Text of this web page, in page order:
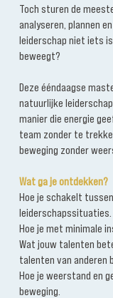
Toch sturen de
analyseren, plannen
leiderschap niet iets
beweegt?
Deze ééndaagse
natuurlijke
manier die energie
team zonder te
beweging zonder
Wat ga je ontdekken?
Hoe je schakelt
leiderschapssituaties.
Hoe je met minimale
Wat jouw talenten
talenten van anderen
Hoe je weerstand en
beweging.